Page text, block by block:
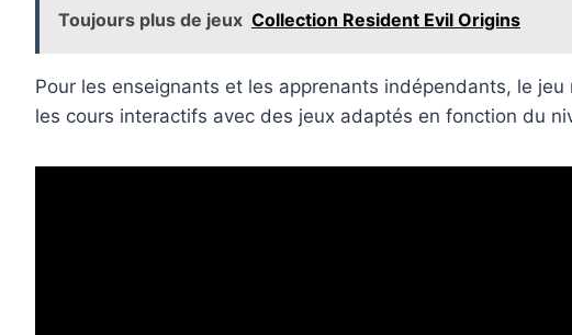
Toujours plus de jeux Collection Resident Evil Origins
Pour les enseignants et les apprenants indépendants, le
les cours interactifs avec des jeux adaptés en fonction du